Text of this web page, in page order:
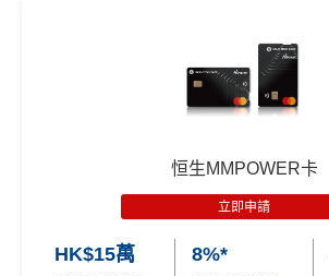
購卡回贈率最有競爭力嘅卡之一。呢張
3%回贈🇯🇵！對鐘意去日本旅行嘅你嚟
AEON WAKUWAKU
AEON CARD WAKUWAKU迎
達HK$1,038
迎新資格：
過去12個月內未曾持有任
恒生MMPOWER卡
立即申請
HK$15萬 8%*